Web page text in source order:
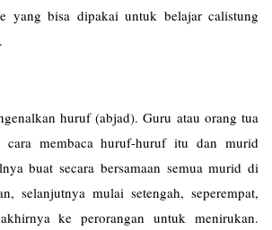
yang bisa dipakai untuk belajar calistung
huruf (abjad). Guru atau orang tua
cara membaca huruf-huruf itu dan murid
buat secara bersamaan semua murid di
selanjutnya mulai setengah, seperempat,
ke perorangan untuk menirukan.